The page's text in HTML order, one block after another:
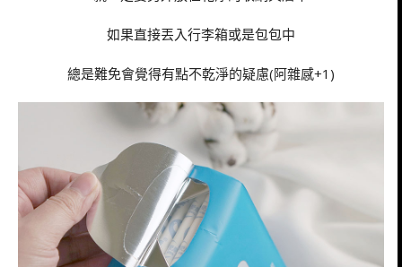
如果直接丟入行李箱或是包包中
總是難免會覺得有點不乾淨的疑慮(阿雜感+1)